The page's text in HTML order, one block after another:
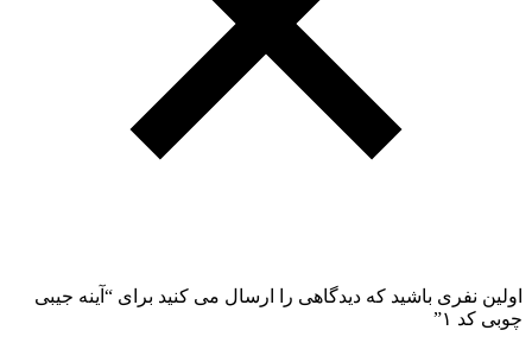
اولین نفری باشید که دیدگاهی را ارسال می کنید برای “آینه جیبی
چوبی کد ۱”